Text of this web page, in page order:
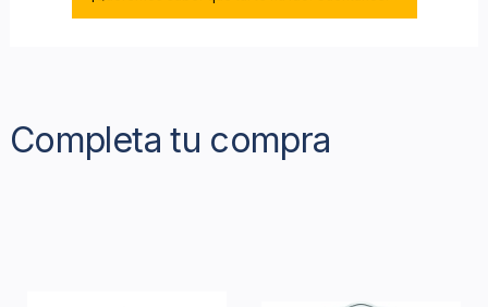
Completa tu compra